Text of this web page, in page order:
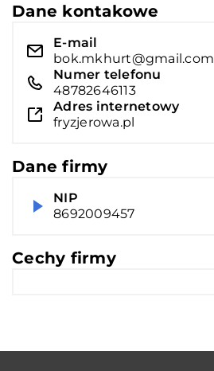
Dane kontakowe
E-mail
bok.mkhurt@gmail.com
Numer telefonu
48782646113
Adres internetowy
fryzjerowa.pl
Dane firmy
NIP
8692009457
Cechy firmy